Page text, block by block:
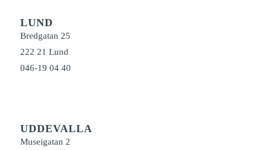
LUND
Bredgatan 25
222 21 Lund
046-19 04 40
UDDEVALLA
Museigatan 2